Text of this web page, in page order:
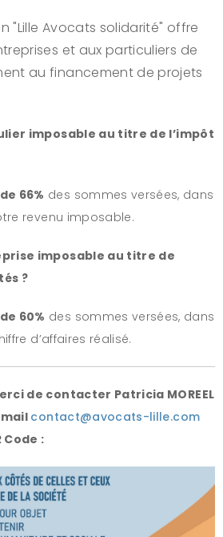
"Lille Avocats solidarité" offre
et aux particuliers de
au financement de projets
imposable au titre de l’impôt
66% des sommes versées, dans
revenu imposable.
imposable au titre de
?
60% des sommes versées, dans
d’affaires réalisé.
de contacter Patricia MOREEL
mail contact@avocats-lille.com
: